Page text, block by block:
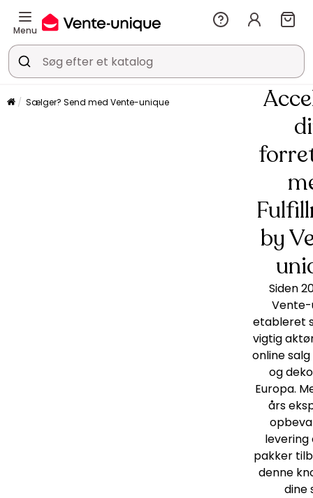
Menu
Sælger? Send med Vente-unique
by
Siden
Vente-
etableret
vigtig
online
og
Europa.
års
levering
pakker
denne
dine